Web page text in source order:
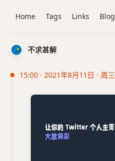
不求甚解
15:00 · 2021年8月11日 · 周三
Home Tags Links Blog